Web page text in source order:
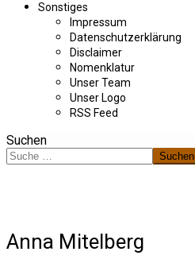
Sonstiges
Impressum
Datenschutzerklärung
Disclaimer
Nomenklatur
Unser Team
Unser Logo
RSS Feed
Suchen
Suchen
Anna Mitelberg